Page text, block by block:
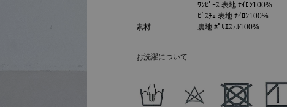
素材
ﾜﾝﾋﾟｰｽ 表地 ﾅｲﾛﾝ100%
ﾋﾞｽﾁｪ 表地 ﾅｲﾛﾝ100%
裏地 ﾎﾟﾘｴｽﾃﾙ100%
お洗濯について